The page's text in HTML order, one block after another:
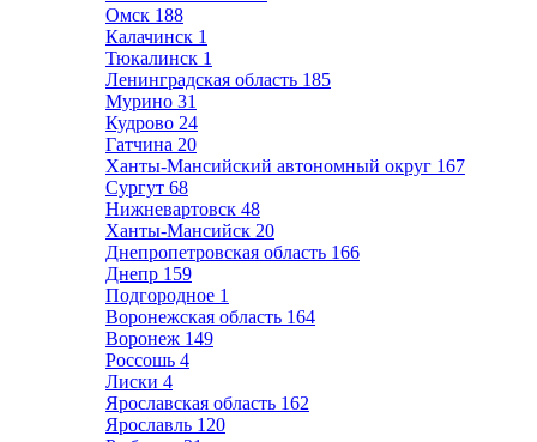
Омск 188
Калачинск 1
Тюкалинск 1
Ленинградская область 185
Мурино 31
Кудрово 24
Гатчина 20
Ханты-Мансийский автономный округ 167
Сургут 68
Нижневартовск 48
Ханты-Мансийск 20
Днепропетровская область 166
Днепр 159
Подгородное 1
Воронежская область 164
Воронеж 149
Россошь 4
Лиски 4
Ярославская область 162
Ярославль 120